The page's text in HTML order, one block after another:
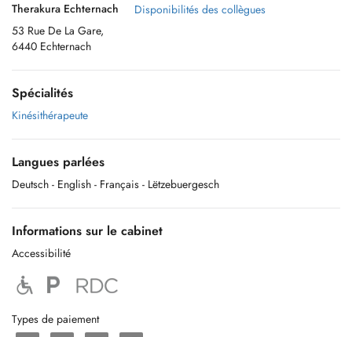
Therakura Echternach
53 Rue De La Gare,
6440 Echternach
Disponibilités des collègues
Spécialités
Kinésithérapeute
Langues parlées
Deutsch - English - Français - Lëtzebuergesch
Informations sur le cabinet
Accessibilité
Types de paiement